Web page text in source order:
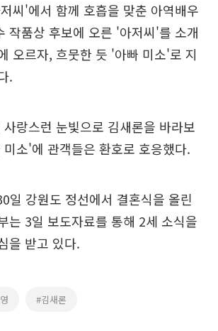
씨'에서 함께 호흡을 맞춘 아역배우
작품상 후보에 오른 '아저씨'를 소개
오르자, 흐뭇한 듯 '아빠 미소'로 지
.
랑스런 눈빛으로 김새론을 바라보
소'에 관객들은 환호로 호응했다.
일 강원도 정선에서 결혼식을 올린
는 3일 보도자료를 통해 2세 소식을
을 받고 있다.
#김새론